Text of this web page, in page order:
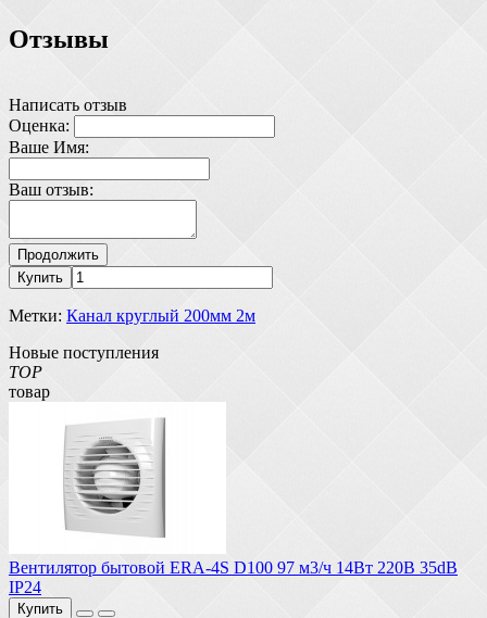
Отзывы
Написать отзыв
Оценка:
Ваше Имя:
Ваш отзыв:
Продолжить
Купить
Метки: Канал круглый 200мм 2м
Новые поступления
TOP
товар
Вентилятор бытовой ERA-4S D100 97 м3/ч 14Вт 220В 35dB
IP24
Купить